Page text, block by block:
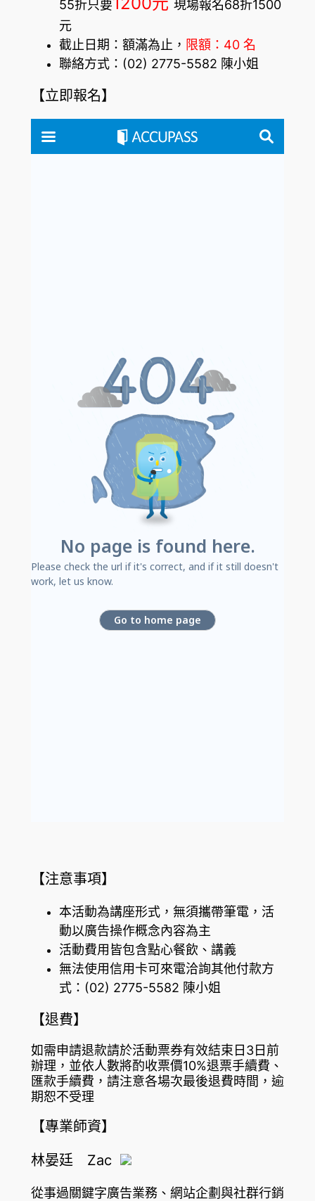
55折只要
現場報名68折1500
元
截止日期：額滿為止， 限額：40 名
聯絡方式：(02) 2775-5582 陳小姐
【立即報名】
【注意事項】
本活動為講座形式，無須攜帶筆電，活
動以廣告操作概念內容為主
活動費用皆包含點心餐飲、講義
無法使用信用卡可來電洽詢其他付款方
式：(02) 2775-5582 陳小姐
【退費】
如需申請退款請於活動票券有效結束日3日前
辦理，並依人數將酌收票價10%退票手續費、
匯款手續費，請注意各場次最後退費時間，逾
期恕不受理
【專業師資】
林晏廷 Zac
從事過關鍵字廣告業務、網站企劃與社群行銷